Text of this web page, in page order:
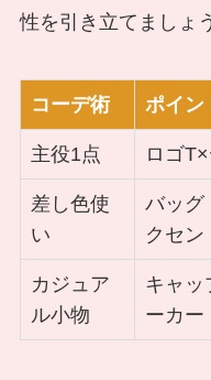
性を引き立てましょ
コーデ術 ポイン
主役1点 ロゴ
差し色使
い
バッグ
クセン
カジュア
ル小物
キャッ
ーカー